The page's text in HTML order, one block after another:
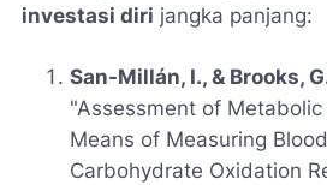
investasi diri jangka panjang:
San-Millán, I., & Brooks,
"Assessment of
Means of Measuring
Carbohydrate Oxidation